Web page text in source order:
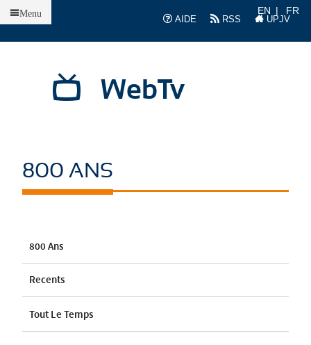
AIDE
RSS UPJV
EN FR
WebTv
Menu
800 ANS
800 Ans
Recents
Tout Le Temps